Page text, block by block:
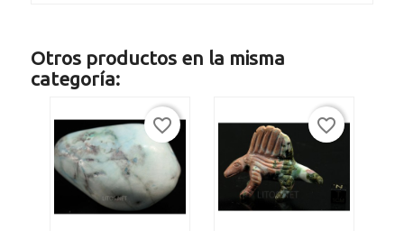
Otros productos en la misma
categoría:
favorite_border favorite_border